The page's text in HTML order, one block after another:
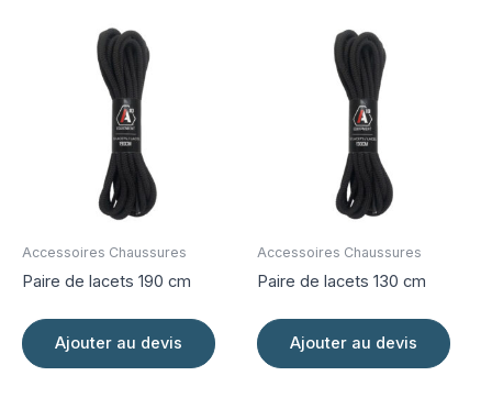
Accessoires Chaussures
Paire de lacets 190 cm
Ajouter au devis
Accessoires Chaussures
Paire de lacets 130 cm
Ajouter au devis